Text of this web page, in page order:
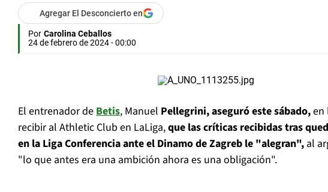
Agregar El Desconcierto en
Por Carolina Ceballos
24 de febrero de 2024 - 00:00
El entrenador deBetis, Manuel Pellegrini, aseguró este sábado,en
recibir al Athletic Club en LaLiga,que las críticas recibidas tras
en la Liga Conferencia ante el Dinamo de Zagreb le "alegran", al
"lo que antes era una ambición ahora es una obligación".